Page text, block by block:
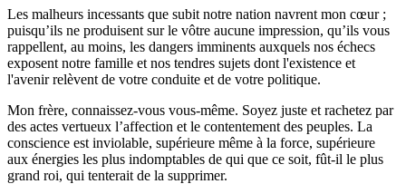
Les malheurs incessants que subit notre nation navrent mon cœur ;
puisqu’ils ne produisent sur le vôtre aucune impression, qu’ils vous
rappellent, au moins, les dangers imminents auxquels nos échecs
exposent notre famille et nos tendres sujets dont l'existence et
l'avenir relèvent de votre conduite et de votre politique.
Mon frère, connaissez-vous vous-même. Soyez juste et rachetez par
des actes vertueux l’affection et le contentement des peuples. La
conscience est inviolable, supérieure même à la force, supérieure
aux énergies les plus indomptables de qui que ce soit, fût-il le plus
grand roi, qui tenterait de la supprimer.